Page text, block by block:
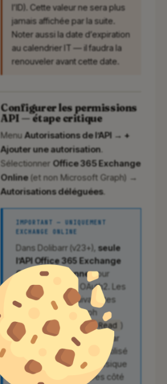
l’ID). Cette valeur ne sera plus
jamais affichée par la suite.
Noter aussi la date d’expiration
au calendrier IT — il faudra la
renouveler avant cette date.
Configurer les permissions
API — étape critique
MenuAutorisations de l’API → +
Ajouter une autorisation
Sélectionner Office 365 Exchange
Online(et non Microsoft Graph) →
Autorisations déléguées.
IMPORTANT — UNIQUEMENT
EXCHANGE ONLINE
Dans Dolibarr (v23+), seule
l’API Office 365 Exchange
Online fonctionnepour
l’envoi SMTP via OAuth2. Les
permissions équivalentes
côté Microsoft Graph
( Mail.Send Mail.Read )
ne sont pas reconnues par
le flux SMTP XOAUTH2 utilisé
par Dolibarr. Erreur classique
: configurer les scopes côté